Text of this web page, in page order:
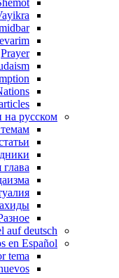
Prayer
на русском
auf deutsch
en Español
tema